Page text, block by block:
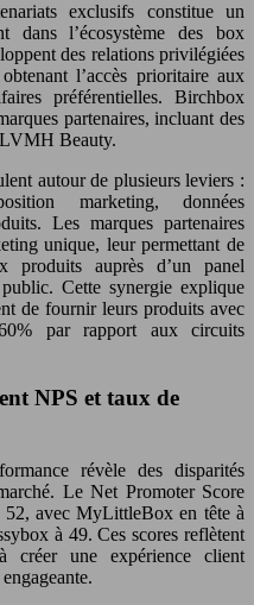
exclusifs constitue un
dans l’écosystème des box
des relations privilégiées
l’accès prioritaire aux
préférentielles. Birchbox
partenaires, incluant des
Beauty.
autour de plusieurs leviers :
marketing, données
Les marques partenaires
unique, leur permettant de
produits auprès d’un panel
Cette synergie explique
de fournir leurs produits avec
par rapport aux circuits
NPS et taux de
révèle des disparités
Le Net Promoter Score
52, avec MyLittleBox en tête à
à 49. Ces scores reflètent
créer une expérience client